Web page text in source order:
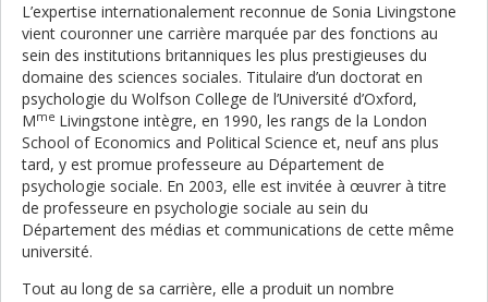
L’expertise internationalement reconnue de Sonia Livingstone
vient couronner une carrière marquée par des fonctions au
sein des institutions britanniques les plus prestigieuses du
domaine des sciences sociales. Titulaire d’un doctorat en
psychologie du Wolfson College de l’Université d’Oxford,
Mme Livingstone intègre, en 1990, les rangs de la London
School of Economics and Political Science et, neuf ans plus
tard, y est promue professeure au Département de
psychologie sociale. En 2003, elle est invitée à œuvrer à titre
de professeure en psychologie sociale au sein du
Département des médias et communications de cette même
université.
Tout au long de sa carrière, elle a produit un nombre